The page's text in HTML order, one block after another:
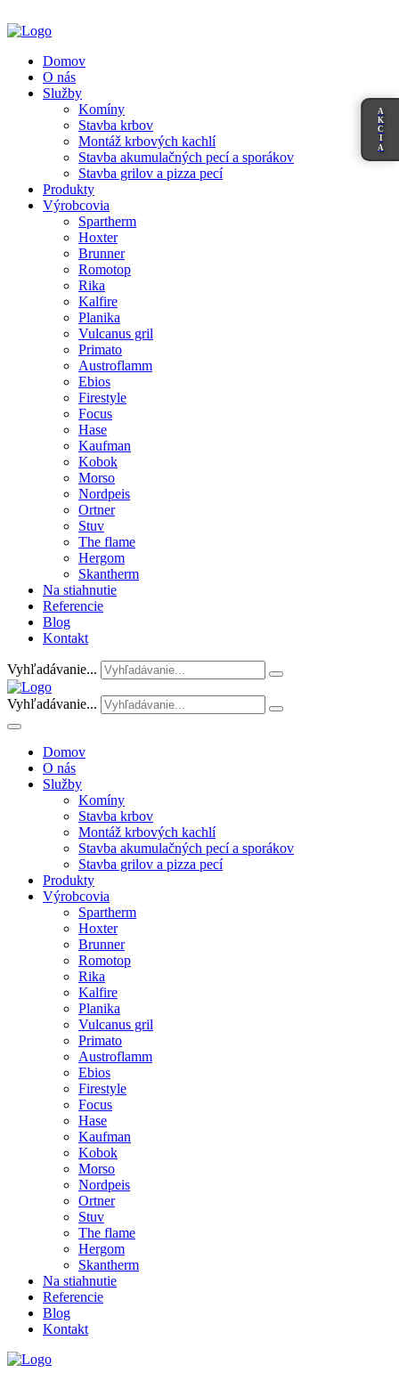
Domov
O nás
Služby
Komíny
Stavba krbov
Montáž krbových kachlí
Stavba akumulačných pecí a sporákov
Stavba grilov a pizza pecí
Produkty
Výrobcovia
Spartherm
Hoxter
Brunner
Romotop
Rika
Kalfire
Planika
Vulcanus gril
Primato
Austroflamm
Ebios
Firestyle
Focus
Hase
Kaufman
Kobok
Morso
Nordpeis
Ortner
Stuv
The flame
Hergom
Skantherm
Na stiahnutie
Referencie
Blog
Kontakt
Vyhľadávanie...
Vyhľadávanie...
Domov
O nás
Služby
Komíny
Stavba krbov
Montáž krbových kachlí
Stavba akumulačných pecí a sporákov
Stavba grilov a pizza pecí
Produkty
Výrobcovia
Spartherm
Hoxter
Brunner
Romotop
Rika
Kalfire
Planika
Vulcanus gril
Primato
Austroflamm
Ebios
Firestyle
Focus
Hase
Kaufman
Kobok
Morso
Nordpeis
Ortner
Stuv
The flame
Hergom
Skantherm
Na stiahnutie
Referencie
Blog
Kontakt
A
K
C
I
A